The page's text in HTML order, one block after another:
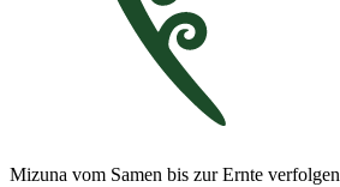
Mizuna vom Samen bis zur Ernte verfolgen